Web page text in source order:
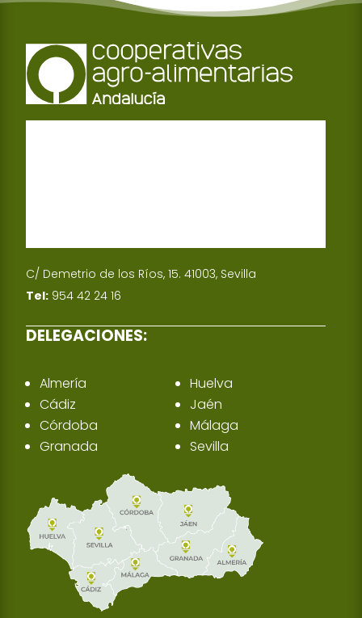
C/ Demetrio de los Ríos, 15. 41003, Sevilla
Tel: 954 42 24 16
DELEGACIONES:
Almería
Cádiz
Córdoba
Granada
Huelva
Jaén
Málaga
Sevilla